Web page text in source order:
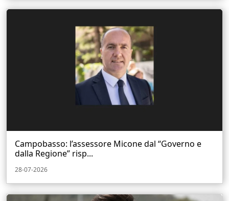
Campobasso: l’assessore Micone dal “Governo e
dalla Regione” risp...
28-07-2026